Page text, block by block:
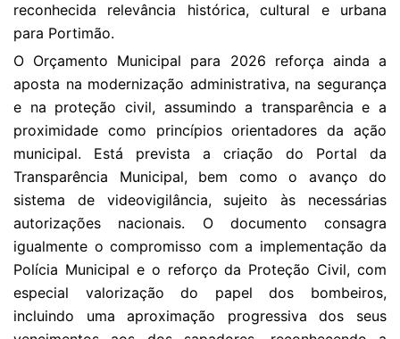
reconhecida relevância histórica, cultural e urbana
para Portimão.
O Orçamento Municipal para 2026 reforça ainda a
aposta na modernização administrativa, na segurança
e na proteção civil, assumindo a transparência e a
proximidade como princípios orientadores da ação
municipal. Está prevista a criação do Portal da
Transparência Municipal, bem como o avanço do
sistema de videovigilância, sujeito às necessárias
autorizações nacionais. O documento consagra
igualmente o compromisso com a implementação da
Polícia Municipal e o reforço da Proteção Civil, com
especial valorização do papel dos bombeiros,
incluindo uma aproximação progressiva dos seus